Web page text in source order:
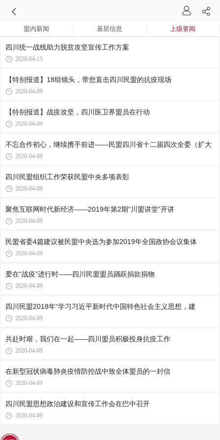
盟内新闻 基层信息 上级要闻
四川统一战线助力脱贫攻坚宣传工作方案
2020-04-15
【特别报道】18组镜头，带您直击四川民盟的抗疫现场
2020-04-09
【特别报道】战疫攻坚，四川医卫界盟员在行动
2020-04-09
不忘合作初心，继续携手前进——民盟四川省十二届四次全委（扩大
2020-04-09
四川民盟组织工作荣获民盟中央多项表彰
2020-04-09
聚焦互联网时代新经济——2019年第2期“川盟讲堂”开讲
2020-04-09
民盟省委4篇建议被民盟中央选为参加2019年全国政协会议集体
2020-04-09
爱在“战疫”进行时——四川民盟盟员踊跃捐款捐物
2020-04-09
四川民盟2018年“学习习近平新时代中国特色社会主义思想，建
2020-04-09
共赴时艰，我们在一起——四川盟员积极投身抗疫工作
2020-04-09
在新型冠状病毒肺炎疫情防控战中致全体盟员的一封信
2020-04-09
四川民盟思想政治建设和宣传工作会在巴中召开
2020-04-09